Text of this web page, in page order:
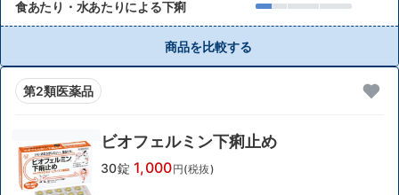
食あたり・水あたりによる下痢
商品を比較する
第2類医薬品
ビオフェルミン下痢止め
30錠 1,000円(税抜)